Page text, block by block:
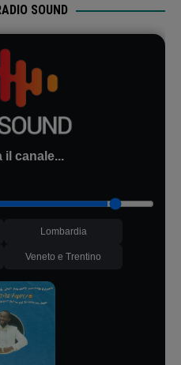
SOUND
il canale...
Lombardia
Veneto e Trentino